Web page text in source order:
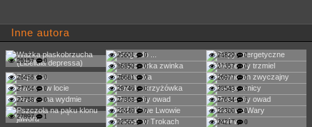
Inne autora
26157 0
25601 0 24829 0
36850 0 27357 0
26456 0 26681 0 26977 0
27764 0 29746 0 23543 0
22758 0 27363 0 27634 0
27897 1
22440 0 22300 0
22565 0 24217 0